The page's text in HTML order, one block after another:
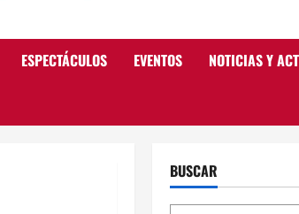
ESPECTÁCULOS EVENTOS NOTICIAS Y
BUSCAR